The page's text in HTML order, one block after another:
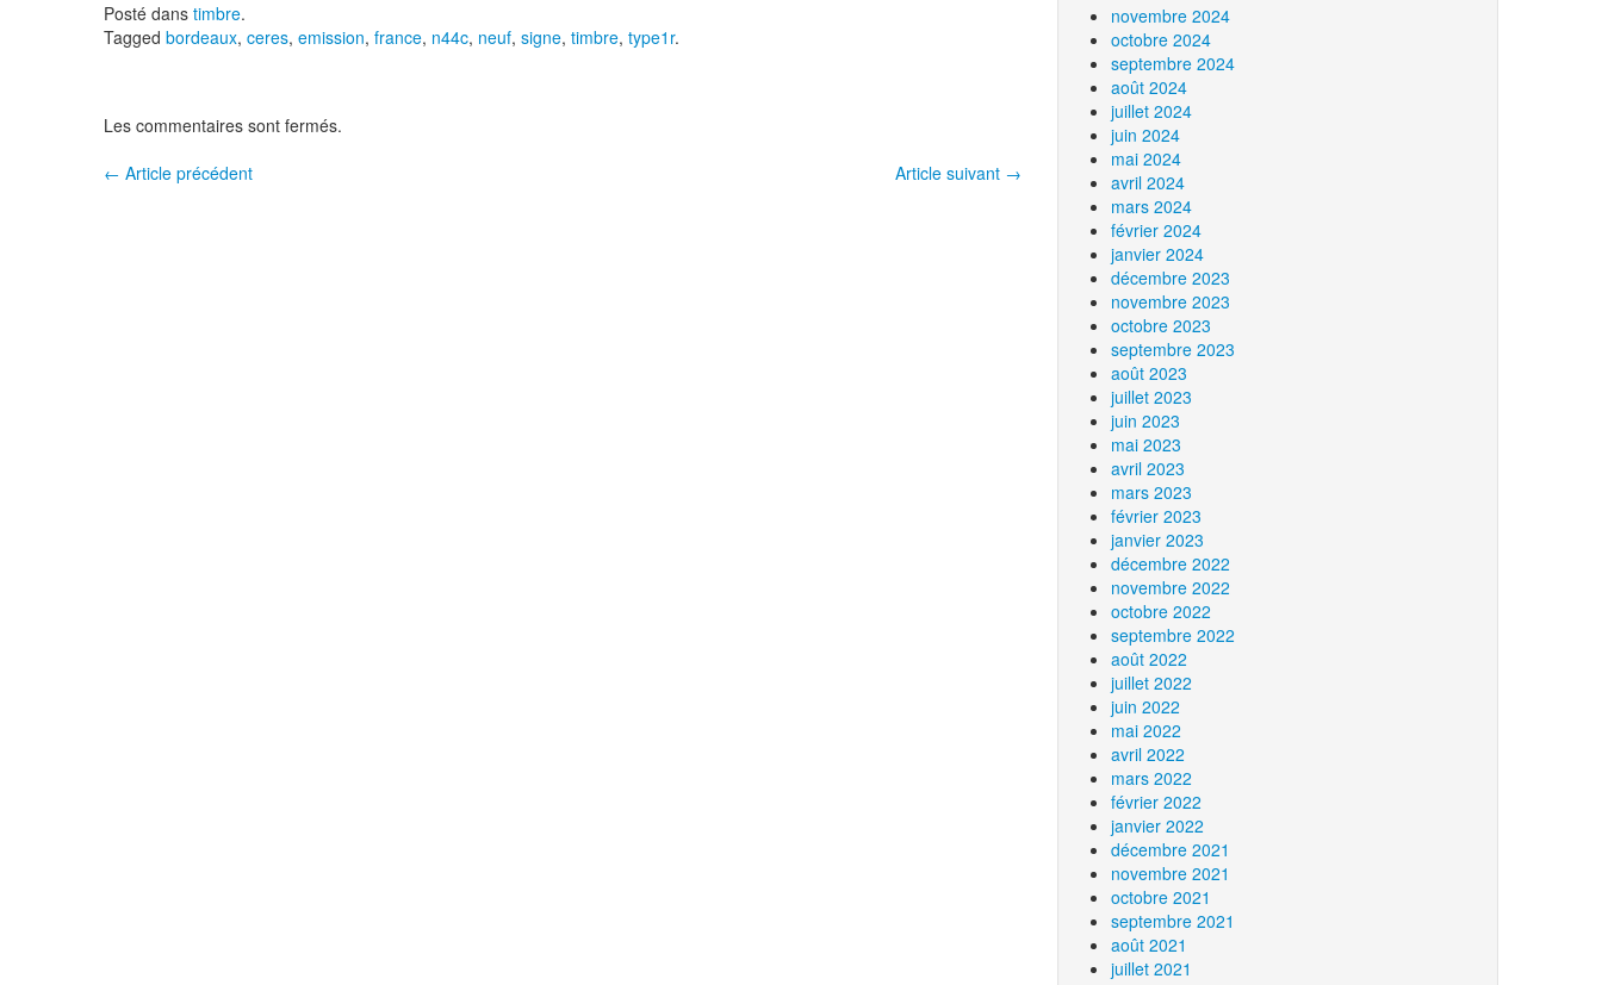
c
e
o
o
tt
er
ail
g
Posté dans timbre.
Tagged bordeaux, ceres, emission, france, n44c, neuf, signe, timbre, type1r.
Les commentaires sont fermés.
Navigation entre les articles
Article suivant →
← Article précédent
novembre 2024
octobre 2024
septembre 2024
août 2024
juillet 2024
juin 2024
mai 2024
avril 2024
mars 2024
février 2024
janvier 2024
décembre 2023
novembre 2023
octobre 2023
septembre 2023
août 2023
juillet 2023
juin 2023
mai 2023
avril 2023
mars 2023
février 2023
janvier 2023
décembre 2022
novembre 2022
octobre 2022
septembre 2022
août 2022
juillet 2022
juin 2022
mai 2022
avril 2022
mars 2022
février 2022
janvier 2022
décembre 2021
novembre 2021
octobre 2021
septembre 2021
août 2021
juillet 2021